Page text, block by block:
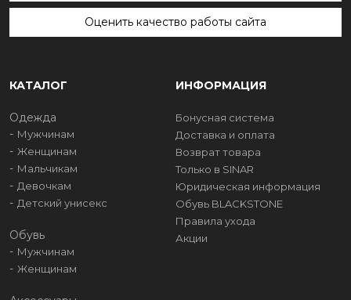
Оценить качество работы сайта
КАТАЛОГ
Одежда
Мужчинам
Женщинам
Мальчикам
Девочкам
Детский унисекс
Обувь
Мужчинам
Женщинам
ИНФОРМАЦИЯ
Бонусная система
Доставка и оплата
Возврат товара
Только в SINAR
Юридическая информация
Обувь BLACKSTONE
Правила ухода
Акции